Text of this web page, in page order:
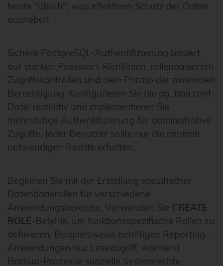
heute "üblich", was effektiven Schutz der Daten
aushebelt
Sichere PostgreSQL-Authentifizierung basiert
auf starken Passwort-Richtlinien, rollenbasierten
Zugriffskontrollen und dem Prinzip der minimalen
Berechtigung. Konfigurieren Sie die pg_hba.conf-
Datei restriktiv und implementieren Sie
mehrstufige Authentifizierung für administrative
Zugriffe. Jeder Benutzer sollte nur die minimal
notwendigen Rechte erhalten.
Beginnen Sie mit der Erstellung spezifischer
Datenbankrollen für verschiedene
Anwendungsbereiche. Verwenden Sie CREATE
ROLE-Befehle, um funktionsspezifische Rollen zu
definieren. Beispielsweise benötigen Reporting-
Anwendungen nur Lesezugriff, während
Backup-Prozesse spezielle Systemrechte